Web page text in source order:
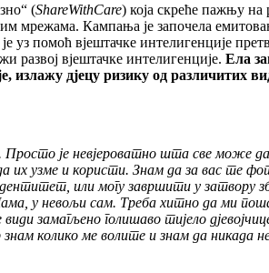
(ShareWithCare) која скреће пажњу на
мрежама. Кампања је започела
уз помоћ вјештачке интелигенције
развој вјештачке интелигенције. Ела
излажу дјецу ризику од различитих
Просто је невјероватно шта све може
их узме и користи. Знам да за вас те
или могу завршити у затвору
у невољи сам. Треба хитно да ми
види замагљено голишаво тијело
знам колико ме волите и знам да никада